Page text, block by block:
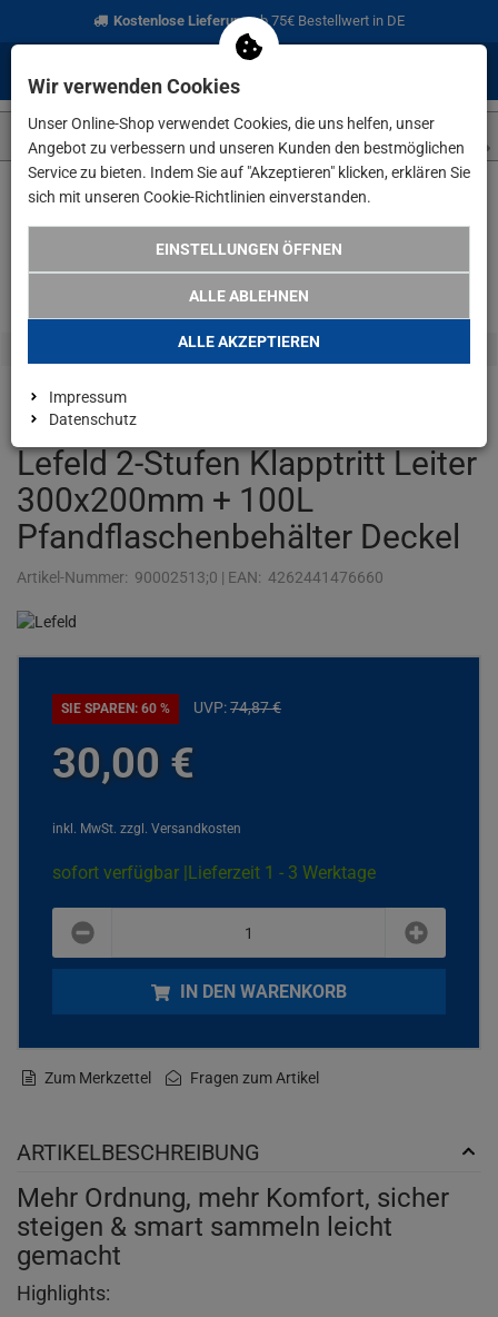
Kostenlose Lieferungab 75€ Bestellwert in DE
Lefeld 2-Stufen Klapptritt Leiter
300x200mm + 100L
Pfandflaschenbehälter Deckel
Artikel-Nummer: 90002513;0 | EAN: 4262441476660
SIE SPAREN: 60 % UVP:74,87€
30,00 €
inkl. MwSt. zzgl. Versandkosten
sofort verfügbar |Lieferzeit 1 - 3 Werktage
minus
IN DEN WARENKORB
Zum Merkzettel Fragen zum Artikel
ARTIKELBESCHREIBUNG
Mehr Ordnung, mehr Komfort, sicher
steigen & smart sammeln leicht
gemacht
Highlights:
Wir verwenden Cookies
Unser Online-Shop verwendet Cookies, die uns helfen, unser
Angebot zu verbessern und unseren Kunden den bestmöglichen
Service zu bieten. Indem Sie auf "Akzeptieren" klicken, erklären Sie
sich mit unseren Cookie-Richtlinien einverstanden.
EINSTELLUNGEN ÖFFNEN
ALLE ABLEHNEN
ALLE AKZEPTIEREN
Impressum
Datenschutz